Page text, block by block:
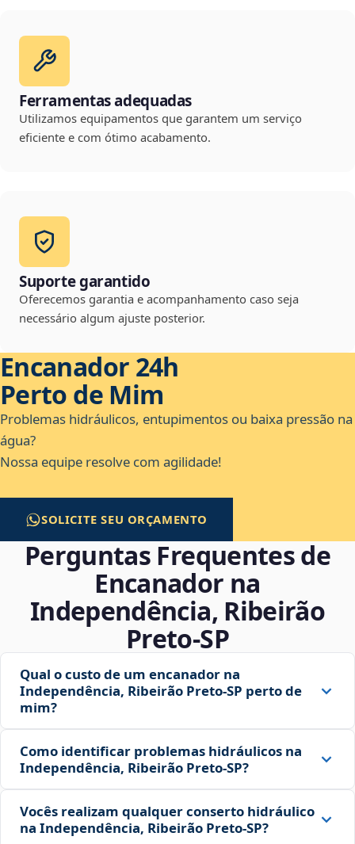
Ferramentas adequadas
Utilizamos equipamentos que garantem um serviço
eficiente e com ótimo acabamento.
Suporte garantido
Oferecemos garantia e acompanhamento caso seja
necessário algum ajuste posterior.
Encanador 24h
Perto de Mim
Problemas hidráulicos, entupimentos ou baixa pressão na
água?
Nossa equipe resolve com agilidade!
SOLICITE SEU ORÇAMENTO
Perguntas Frequentes de
Encanador na
Independência, Ribeirão
Preto‑SP
Qual o custo de um encanador na
Independência, Ribeirão Preto‑SP perto de
mim?
Como identificar problemas hidráulicos na
Independência, Ribeirão Preto‑SP?
Vocês realizam qualquer conserto hidráulico
na Independência, Ribeirão Preto‑SP?